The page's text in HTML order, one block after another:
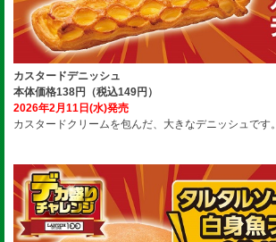
カスタードデニッシュ
本体価格138円（税込149円）
2026年2月11日(水)発売
カスタードクリームを包んだ、大きなデニッシュです。